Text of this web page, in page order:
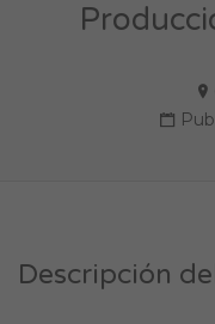
Descripción